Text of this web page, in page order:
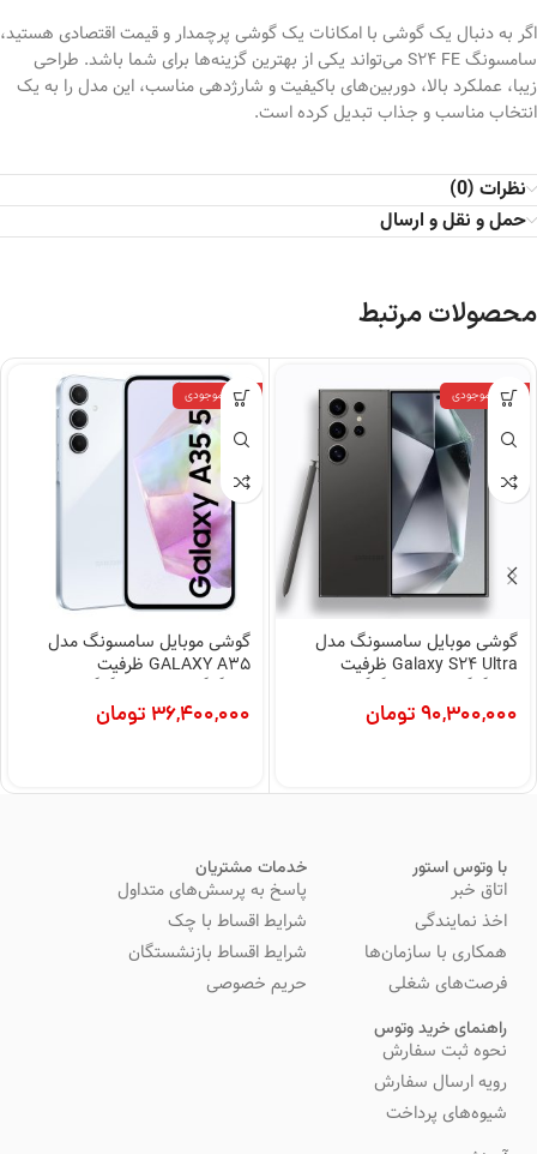
اگر به دنبال یک گوشی با امکانات یک گوشی پرچمدار و قیمت اقتصادی هستید،
سامسونگ S24 FE می‌تواند یکی از بهترین گزینه‌ها برای شما باشد. طراحی
زیبا، عملکرد بالا، دوربین‌های باکیفیت و شارژدهی مناسب، این مدل را به یک
انتخاب مناسب و جذاب تبدیل کرده است.
نظرات (0)
حمل و نقل و ارسال
محصولات مرتبط
اتمام موجودی
گوشی موبایل سامسونگ مدل
Galaxy S24 Ultra ظرفیت
90,300,000تومان
اتمام موجودی
گوشی موبایل سامسونگ مدل
GALAXY A35 ظرفیت
36,400,000 تومان
با وتوس استور
اتاق خبر
اخذ نمایندگی
همکاری با سازمان‌ها
فرصت‌های شغلی
خدمات مشتریان
پاسخ به پرسش‌های متداول
شرایط اقساط با چک
شرایط اقساط بازنشستگان
حریم خصوصی
راهنمای خرید وتوس
نحوه ثبت سفارش
رویه ارسال سفارش
شیوه‌های پرداخت